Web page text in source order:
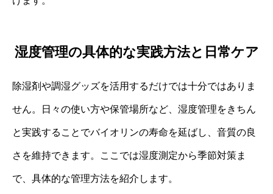
湿度管理の具体的な実践方法と日常ケア
除湿剤や調湿グッズを活用するだけでは十分ではありま
せん。日々の使い方や保管場所など、湿度管理をきちん
と実践することでバイオリンの寿命を延ばし、音質の良
さを維持できます。ここでは湿度測定から季節対策ま
で、具体的な管理方法を紹介します。